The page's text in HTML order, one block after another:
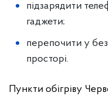
підзарядити
гаджети;
перепочити у
просторі.
Пункти обігріву